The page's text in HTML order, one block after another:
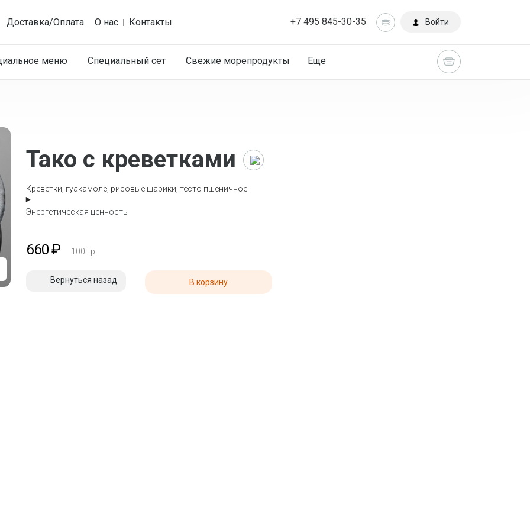
Доставка/Оплата О нас Контакты +7 495 845-30-35 Войти
меню Специальный сет Cвежие морепродукты Еще
Тако с креветками
Креветки, гуакамоле, рисовые шарики, тесто пшеничное
Энергетическая ценность
660₽ 100 гр.
Вернуться назад В корзину